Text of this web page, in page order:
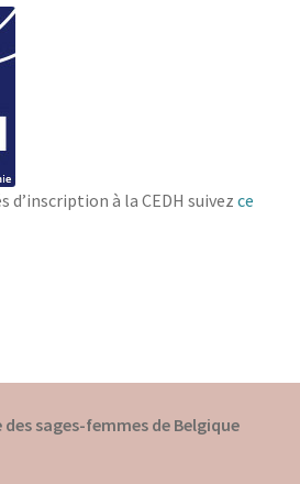
d’inscription à la CEDH suivez ce
sages-femmes de Belgique